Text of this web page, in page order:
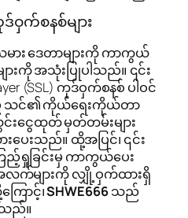
ဝှက်စနစ်များ
ား ဒေတာများကို ကာကွယ်
ားကို အသုံးပြုပါသည်။ ၎င်း
(SSL) ကုဒ်ဝှက်စနစ် ပါဝင်
င်၏ ကိုယ်ရေးကိုယ်တာ
းငွေထုတ် မှတ်တမ်းများ
ပေးသည်။ ထို့အပြင်၊ ၎င်း
ည့်ရှုခြင်းမှ ကာကွယ်ပေး
က်များကို လျှို့ဝှက်ထားရှိ
ြောင့်၊SHWE666သည်
ည်။